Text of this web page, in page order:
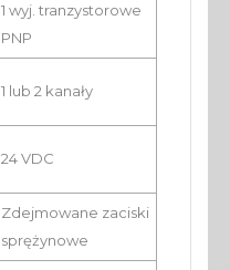
1 wyj. tranzystorowe
PNP
1 lub 2 kanały
24 VDC
Zdejmowane zaciski
sprężynowe